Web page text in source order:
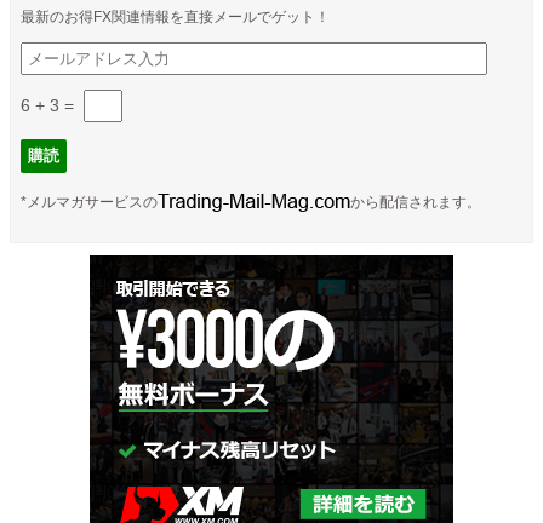
最新のお得FX関連情報を直接メールでゲット！
6 + 3 =
*メルマガサービスの から配信されます。